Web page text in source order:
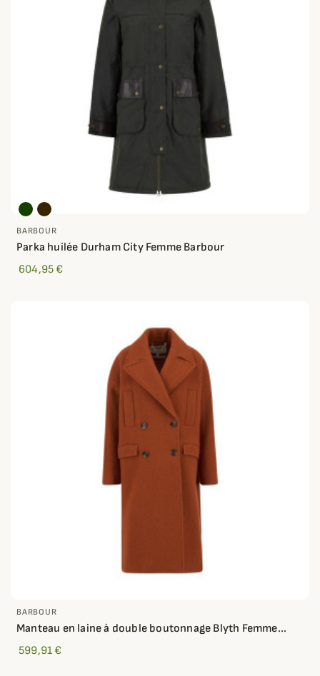
BARBOUR
Parka huilée Durham City Femme Barbour
604,95 €
BARBOUR
Manteau en laine à double boutonnage Blyth Femme...
599,91 €